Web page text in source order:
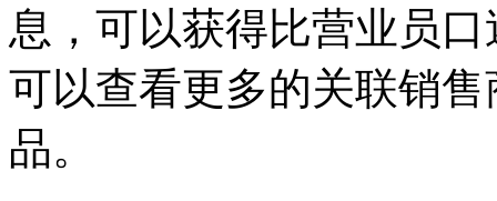
息，可以获得比营业员
可以查看更多的关联销
品。